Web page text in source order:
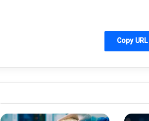
Copy URL